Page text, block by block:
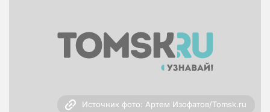
Источник фото: Артем Изофатов/Tomsk.ru